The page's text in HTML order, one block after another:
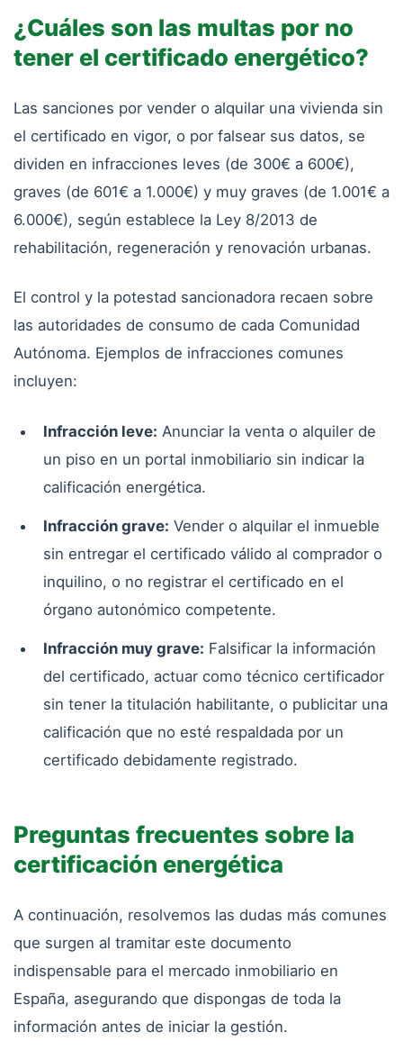
¿Cuáles son las multas por no
tener el certificado energético?
Las sanciones por vender o alquilar una vivienda sin
el certificado en vigor, o por falsear sus datos, se
dividen en infracciones leves (de 300€ a 600€),
graves (de 601€ a 1.000€) y muy graves (de 1.001€ a
6.000€), según establece la Ley 8/2013 de
rehabilitación, regeneración y renovación urbanas.
El control y la potestad sancionadora recaen sobre
las autoridades de consumo de cada Comunidad
Autónoma. Ejemplos de infracciones comunes
incluyen:
Infracción leve: Anunciar la venta o alquiler de
un piso en un portal inmobiliario sin indicar la
calificación energética.
Infracción grave: Vender o alquilar el inmueble
sin entregar el certificado válido al comprador o
inquilino, o no registrar el certificado en el
órgano autonómico competente.
Infracción muy grave: Falsificar la información
del certificado, actuar como técnico certificador
sin tener la titulación habilitante, o publicitar una
calificación que no esté respaldada por un
certificado debidamente registrado.
Preguntas frecuentes sobre la
certificación energética
A continuación, resolvemos las dudas más comunes
que surgen al tramitar este documento
indispensable para el mercado inmobiliario en
España, asegurando que dispongas de toda la
información antes de iniciar la gestión.